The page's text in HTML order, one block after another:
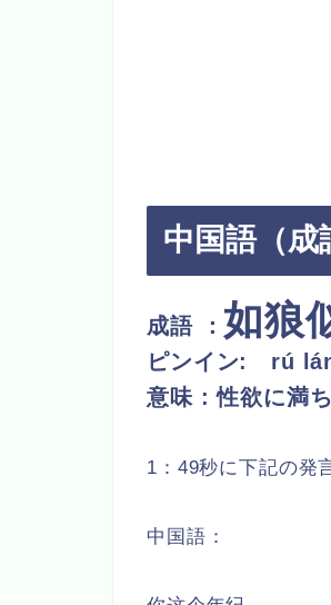
中国語（成
成語 ： 如狼
ピンイン: rú
意味 : 性欲に満
1：49秒に下記の発
中国語：